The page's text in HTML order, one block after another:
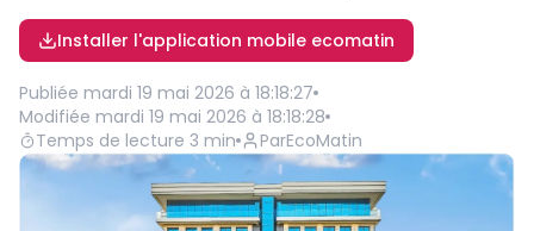
Installer l'application mobile ecomatin
Publiée mardi 19 mai 2026 à 18:18:27
Modifiée mardi 19 mai 2026 à 18:18:28
Temps de lecture 3 min ParEcoMatin